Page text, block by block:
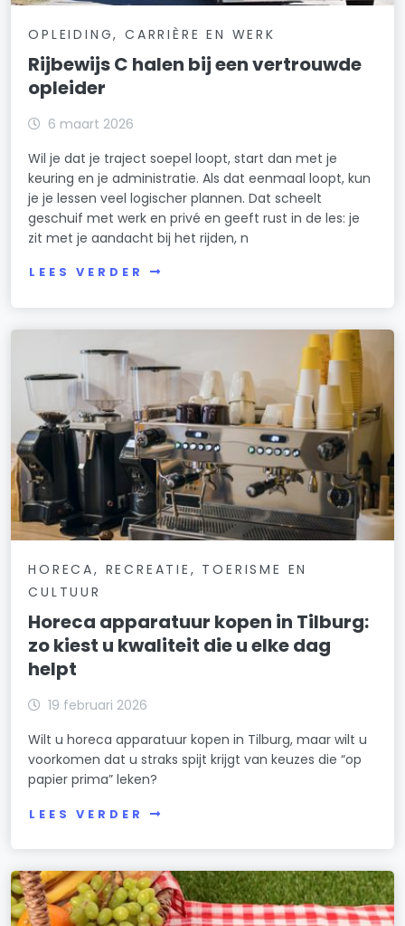
OPLEIDING, CARRIÈRE EN WERK
Rijbewijs C halen bij een vertrouwde
opleider
6 maart 2026
Wil je dat je traject soepel loopt, start dan met je
keuring en je administratie. Als dat eenmaal loopt, kun
je je lessen veel logischer plannen. Dat scheelt
geschuif met werk en privé en geeft rust in de les: je
zit met je aandacht bij het rijden, n
LEES VERDER
HORECA, RECREATIE, TOERISME EN
CULTUUR
Horeca apparatuur kopen in Tilburg:
zo kiest u kwaliteit die u elke dag
helpt
19 februari 2026
Wilt u horeca apparatuur kopen in Tilburg, maar wilt u
voorkomen dat u straks spijt krijgt van keuzes die “op
papier prima” leken?
LEES VERDER